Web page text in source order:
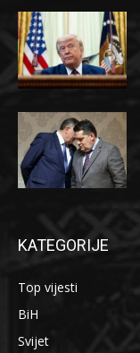
KATEGORIJE
Top vijesti
BiH
Svijet